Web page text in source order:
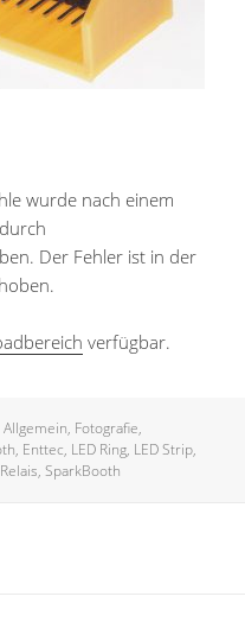
wurde nach einem
Der Fehler ist in der
verfügbar.
Kategorien
Allgemein, Fotografie,
, Enttec, LED Ring, LED Strip,
Relais,SparkBooth